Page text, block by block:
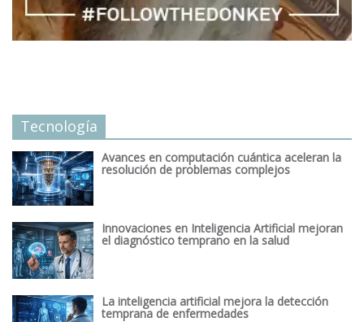
Tecnología
Avances en computación cuántica aceleran la
resolución de problemas complejos
Innovaciones en Inteligencia Artificial mejoran
el diagnóstico temprano en la salud
La inteligencia artificial mejora la detección
temprana de enfermedades